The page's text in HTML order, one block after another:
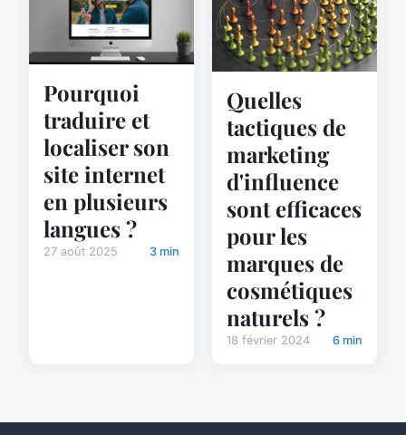
Pourquoi
traduire et
localiser son
site internet
en plusieurs
langues ?
27 août 2025 3 min
Quelles
tactiques de
marketing
d'influence
sont efficaces
pour les
marques de
cosmétiques
naturels ?
18 février 2024 6 min